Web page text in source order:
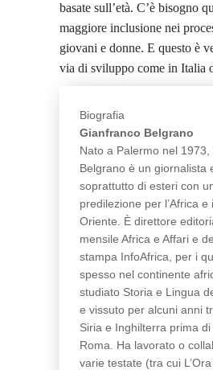
basate sull’età. C’è bisogno
maggiore inclusione nei
giovani e donne. E questo è
via di sviluppo come in Italia
Biografia
Gianfranco Belgrano
Nato a Palermo nel
Belgrano è un giornalista
soprattutto di esteri con
predilezione per l’Africa e
Oriente. È direttore
mensile Africa e Affari e
stampa InfoAfrica, per i
spesso nel continente
studiato Storia e Lingua
e vissuto per alcuni anni
Siria e Inghilterra prima
Roma. Ha lavorato o
varie testate (tra cui